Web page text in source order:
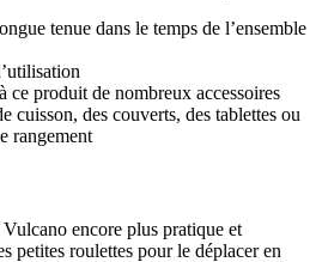
tenue dans le temps de l’ensemble
ce produit de nombreux accessoires
cuisson, des couverts, des tablettes ou
rangement
encore plus pratique et
petites roulettes pour le déplacer en